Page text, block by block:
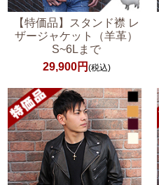
【特価品】スタンド襟 レ
ザージャケット（羊革）
S~6Lまで
29,900円 (税込)